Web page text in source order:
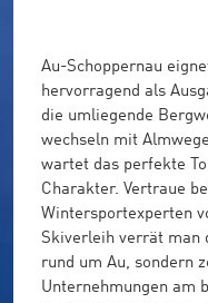
Au-Schoppernau
hervorragend als
die umliegende
wechseln mit
wartet das perfekte
Charakter. Vertraue
Wintersportexperten
Skiverleih verrät man
rund um Au, sondern
Unternehmungen am